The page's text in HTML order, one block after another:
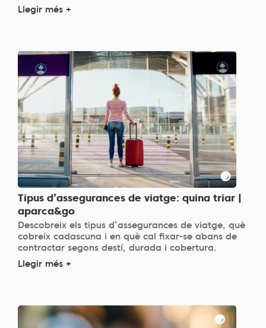
Llegir més +
Tipus d’assegurances de viatge: quina triar |
aparca&go
Descobreix els tipus d’assegurances de viatge, què
cobreix cadascuna i en què cal fixar-se abans de
contractar segons destí, durada i cobertura.
Llegir més +